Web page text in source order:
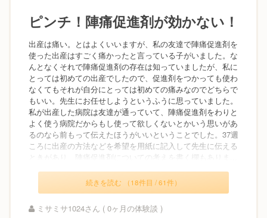
ピンチ！陣痛促進剤が効かない！
出産は痛い。とはよくいいますが、私の友達で陣痛促進剤を
使った出産はすごく痛かったと言っている子がいました。な
んとなくそれで陣痛促進剤の存在は知っていましたが、私に
とっては初めての出産でしたので、促進剤をつかっても使わ
なくてもそれが自分にとっては初めての痛みなのでどちらで
もいい。先生にお任せしようというふうに思っていました。
私が出産した病院は友達が通っていて、陣痛促進剤をわりと
よく使う病院だからもし使って欲しくないとかいう思いがあ
るのなら前もって伝えたほうがいいということでした。37週
ころに出産の方法などを希望を用紙に記入して先生に伝える
ときがあり、陣痛促進剤についての考えを書く欄もありま...
続きを読む （18件目 / 61件）
ミサミサ1024さん ( 0ヶ月の体験談 )